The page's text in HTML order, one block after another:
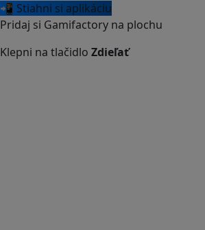
📲 Stiahni si aplikáciu
Pridaj si Gamifactory na plochu
Klepni na tlačidlo Zdieľať